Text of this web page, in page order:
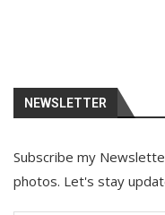
NEWSLETTER
Subscribe my
photos. Let's stay